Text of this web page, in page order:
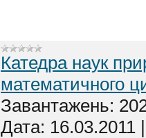
Катедра наук
математичного
Завантажень:
Дата: 16.03.2011